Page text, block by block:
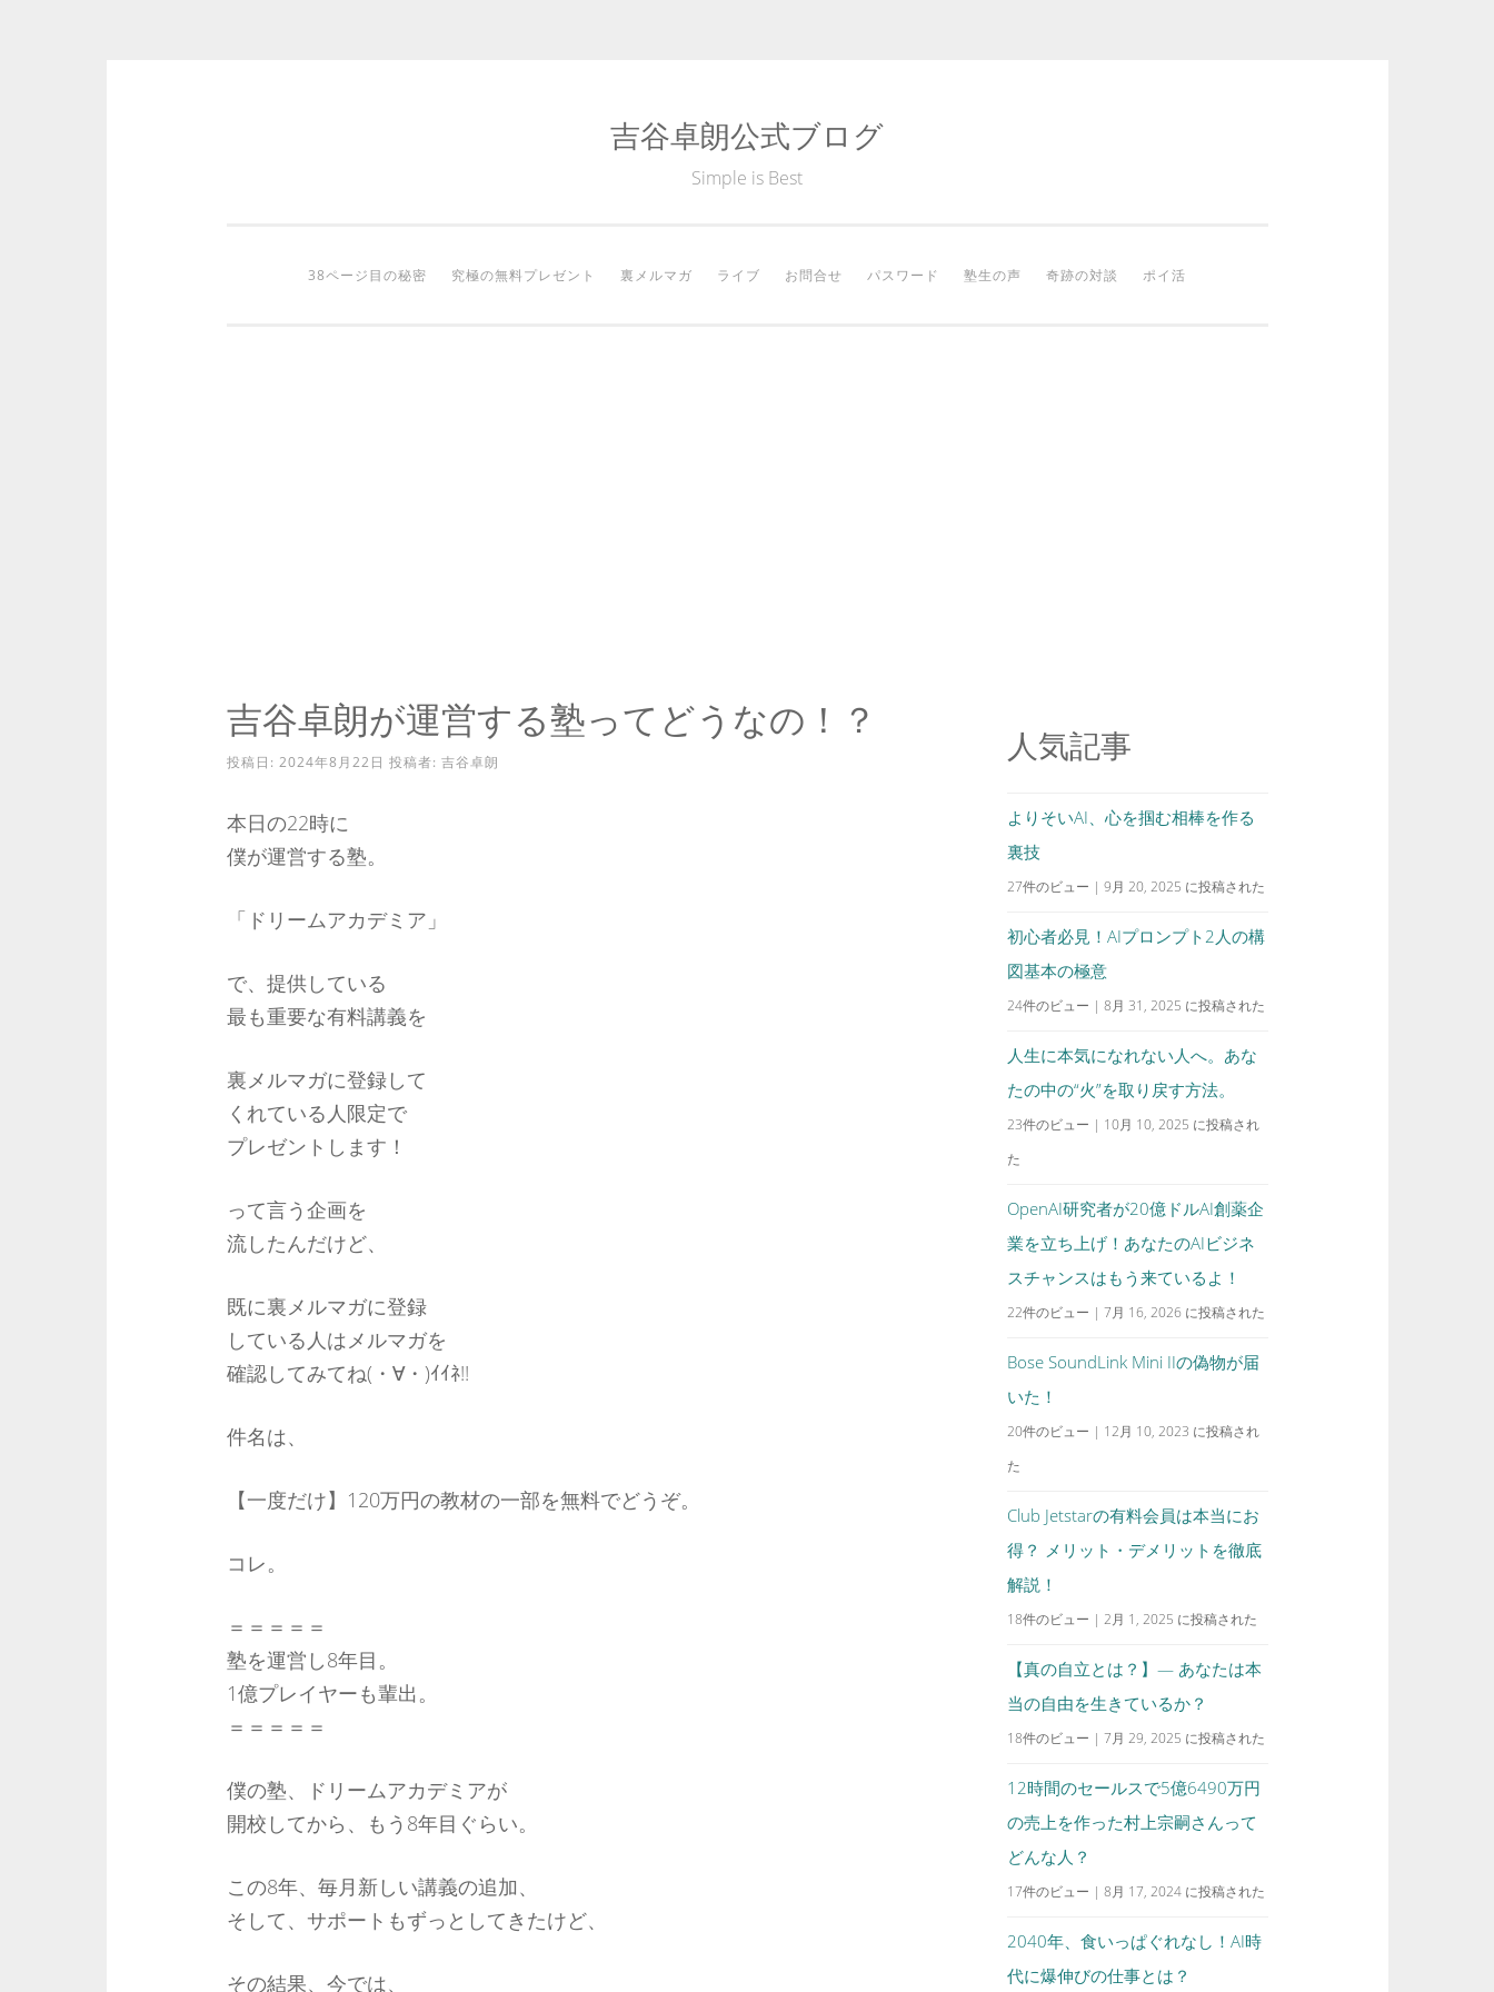
吉谷卓朗公式ブログ
Simple is Best
38ページ目の秘密 究極の無料プレゼント 裏メルマガ ライブ お問合せ パスワード 塾生の声 奇跡の対談 ポイ活
吉谷卓朗が運営する塾ってどうなの！？
投稿日: 2024年8月22日 投稿者: 吉谷卓朗
本日の22時に
僕が運営する塾。
「ドリームアカデミア」
で、提供している
最も重要な有料講義を
裏メルマガに登録して
くれている人限定で
プレゼントします！
って言う企画を
流したんだけど、
既に裏メルマガに登録
している人はメルマガを
確認してみてね(・∀・)ｲｲﾈ!!
件名は、
【一度だけ】120万円の教材の一部を無料でどうぞ。
コレ。
＝＝＝＝＝
塾を運営し8年目。
1億プレイヤーも輩出。
＝＝＝＝＝
僕の塾、ドリームアカデミアが
開校してから、もう8年目ぐらい。
この8年、毎月新しい講義の追加、
そして、サポートもずっとしてきたけど、
その結果、今では、
人気記事
よりそいAI、心を掴む相棒を作る
裏技
27件のビュー |9月 20, 2025 に投稿された
初心者必見！AIプロンプト2人の構
図基本の極意
24件のビュー |8月 31, 2025 に投稿された
人生に本気になれない人へ。あな
たの中の“火”を取り戻す方法。
23件のビュー | 10月 10, 2025 に投稿され
た
OpenAI研究者が20億ドルAI創薬企
業を立ち上げ！あなたのAIビジネ
スチャンスはもう来ているよ！
22件のビュー |7月 16, 2026 に投稿された
Bose SoundLink Mini IIの偽物が届
いた！
20件のビュー | 12月 10, 2023 に投稿され
た
Club Jetstarの有料会員は本当にお
得？ メリット・デメリットを徹底
解説！
18件のビュー |2月 1, 2025 に投稿された
【真の自立とは？】— あなたは本
当の自由を生きているか？
18件のビュー |7月 29, 2025 に投稿された
12時間のセールスで5億6490万円
の売上を作った村上宗嗣さんって
どんな人？
17件のビュー |8月 17, 2024 に投稿された
2040年、食いっぱぐれなし！AI時
代に爆伸びの仕事とは？